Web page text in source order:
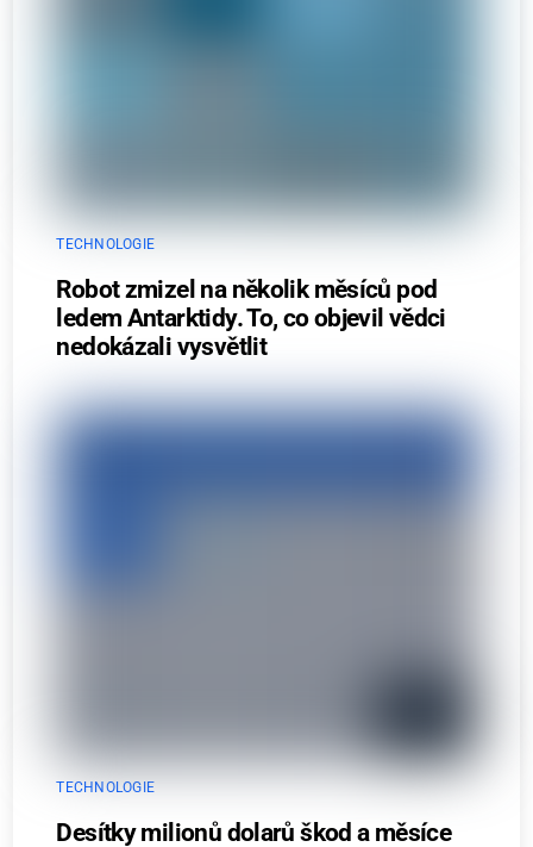
TECHNOLOGIE
Robot zmizel na několik měsíců pod
ledem Antarktidy. To, co objevil vědci
nedokázali vysvětlit
TECHNOLOGIE
Desítky milionů dolarů škod a měsíce